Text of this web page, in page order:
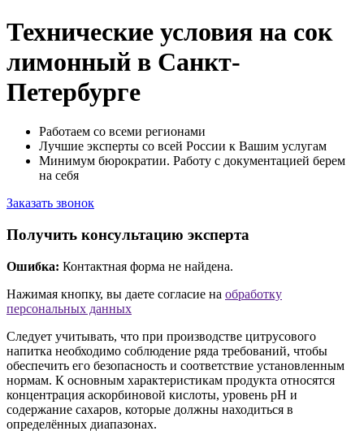
Технические условия на сок
лимонный в Санкт-
Петербурге
Работаем со всеми регионами
Лучшие эксперты со всей России к Вашим услугам
Минимум бюрократии. Работу с документацией берем
на себя
Заказать звонок
Получить консультацию эксперта
Ошибка: Контактная форма не найдена.
Нажимая кнопку, вы даете согласие на обработку
персональных данных
Следует учитывать, что при производстве цитрусового
напитка необходимо соблюдение ряда требований, чтобы
обеспечить его безопасность и соответствие установленным
нормам. К основным характеристикам продукта относятся
концентрация аскорбиновой кислоты, уровень рН и
содержание сахаров, которые должны находиться в
определённых диапазонах.